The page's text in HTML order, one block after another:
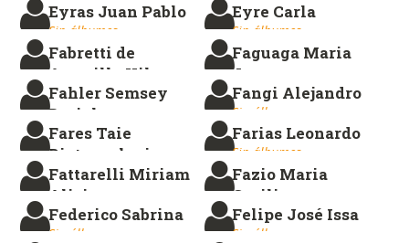
Eyras Juan Pablo
Sin álbumes.
Eyre Carla
Sin álbumes.
Fabretti de
Amarillo Vilma
Sin álbumes.
Faguaga Maria
Jesus
Sin álbumes.
Fahler Semsey
Dariak
Sin álbumes.
Fangi Alejandro
Sin álbumes.
Fares Taie
Biotecnologia
Sin álbumes.
Farias Leonardo
Sin álbumes.
Fattarelli Miriam
Alicia
Sin álbumes.
Fazio Maria
Cecilia
Sin álbumes.
Federico Sabrina
Sin álbumes.
Felipe José Issa
Sin álbumes.